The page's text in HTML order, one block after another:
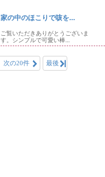
家の中のほこりで咳を...
ご覧いただきありがとうございま
す。シンプルで可愛い棒...
次の20件 最後